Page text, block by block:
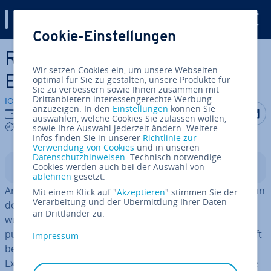
Zum Haupt­in­halt springen
Reaktion auf Microsoft
Exchange 0-Day-Angriff
IONOS Redaktion
23.04.2021
6 mins
Auf Auf
In­halts­ver­zeich­nis
Am 6. März hat Microsoft öf­fent­lich auf Schwach­stel­len in
der Microsoft-Exchange-Software hin­ge­wie­sen. IONOS
wusste bereits am 3. März um den möglichen An­griffs­
punkt und hat sofort damit begonnen, die von Microsoft
be­reit­ge­stell­ten Updates auf alle selbst be­trie­be­nen
Exchange-Systeme auf­zu­spie­len, um so die Feh­ler­quel­le
Cookie-Einstellungen
Wir setzen Cookies ein, um unsere Webseiten
optimal für Sie zu gestalten, unsere Produkte für
Sie zu verbessern sowie Ihnen zusammen mit
Drittanbietern interessengerechte Werbung
anzuzeigen. In den Einstellungen können Sie
auswählen, welche Cookies Sie zulassen wollen,
sowie Ihre Auswahl jederzeit ändern. Weitere
Infos finden Sie in unserer Richtlinie zur
Verwendung von Cookies und in unseren
Datenschutzhinweisen. Technisch notwendige
Cookies werden auch bei der Auswahl von
ablehnen gesetzt.
Mit einem Klick auf "Akzeptieren" stimmen Sie der
Verarbeitung und der Übermittlung Ihrer Daten
an Drittländer zu.
Impressum